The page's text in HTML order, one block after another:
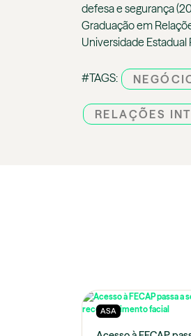
defesa e segurança
Graduação em
Universidade
#TAGS:
RELAÇÕES
ASA